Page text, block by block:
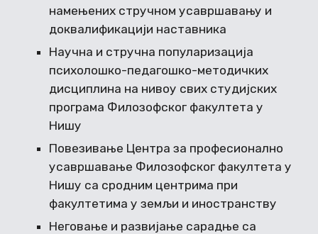
намењених стручном усавршавању и
доквалификацији наставника
Научна и стручна популаризација
психолошко-педагошко-методичких
дисциплина на нивоу свих студијских
програма Филозофског факултета у
Нишу
Повезивање Центра за професионално
усавршавање Филозофског факултета у
Нишу са сродним центрима при
факултетима у земљи и иностранству
Неговање и развијање сарадње са